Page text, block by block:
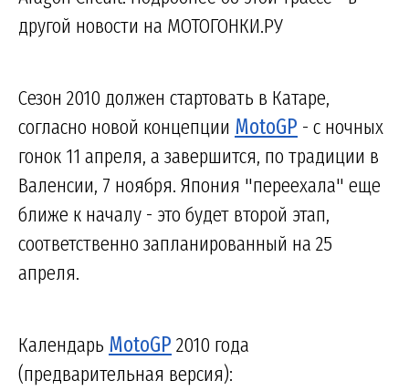
другой новости на МОТОГОНКИ.РУ
Сезон 2010 должен стартовать в Катаре,
согласно новой концепции MotoGP - с ночных
гонок 11 апреля, а завершится, по традиции в
Валенсии, 7 ноября. Япония "переехала" еще
ближе к началу - это будет второй этап,
соответственно запланированный на 25
апреля.
Календарь MotoGP 2010 года
(предварительная версия):